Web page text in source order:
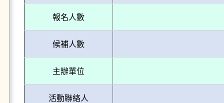
報名人數
候補人數
主辦單位
活動聯絡人